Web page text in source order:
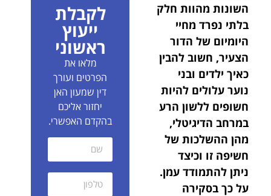
השונות מהוות חלק
בלתי נפרד מחיי
היומיום של הדור
הצעיר, חשוב להבין
כאיך ילדים ובני
נוער עלולים להיות
חשופים ללשון הרע
במרחב הדיגיטלי,
מהן ההשלכות של
חשיפה זו וכיצד
ניתן להתמודד עמן.
על כך בסקירה
לקבלת
ייעוץ
ראשוני
מלאו את
הפרטים ועורך
דין שמעון האן
יחזור אליכם
בהקדם האפשרי.